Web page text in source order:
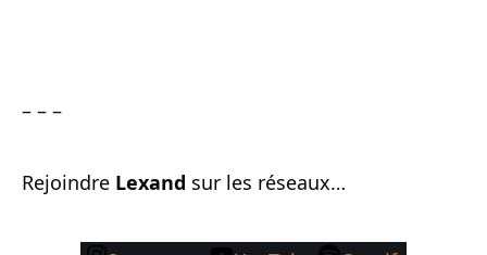
– – –
Rejoindre Lexand sur les réseaux…